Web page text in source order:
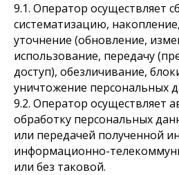
9.1. Оператор осуществляет
систематизацию,
уточнение (обновление,
использование, передачу
доступ), обезличивание,
уничтожение персональных
9.2. Оператор осуществляет
обработку персональных
или передачей полученной
информационно-
или без таковой.